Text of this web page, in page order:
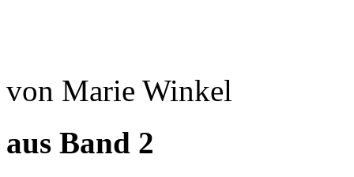
von Marie Winkel
aus Band 2